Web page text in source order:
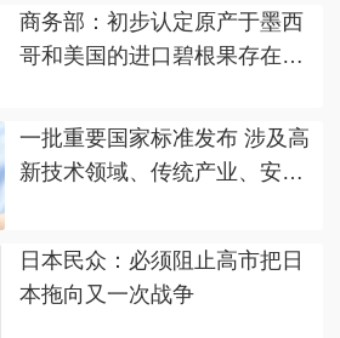
商务部：初步认定原产于墨西
哥和美国的进口碧根果存在倾
一批重要国家标准发布 涉及高
新技术领域、传统产业、安全
日本民众：必须阻止高市把日
本拖向又一次战争